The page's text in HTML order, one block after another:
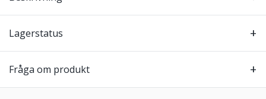
Lagerstatus
Fråga om produkt